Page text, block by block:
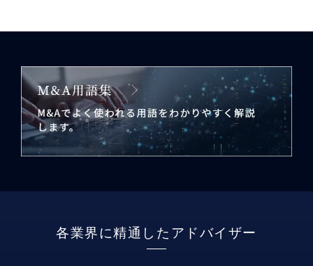
各業界に精通したアドバイザー